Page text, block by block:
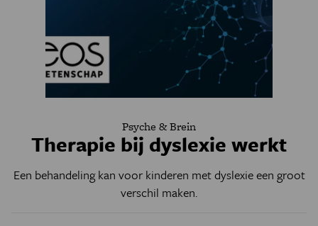
Psyche & Brein
Therapie bij dyslexie werkt
Een behandeling kan voor kinderen met dyslexie een groot
verschil maken.